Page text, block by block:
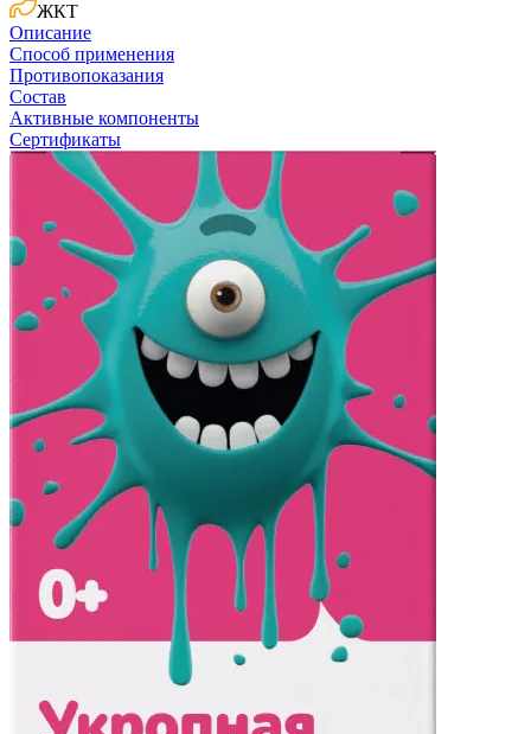
ЖКТ
Описание
Способ применения
Противопоказания
Состав
Активные компоненты
Сертификаты